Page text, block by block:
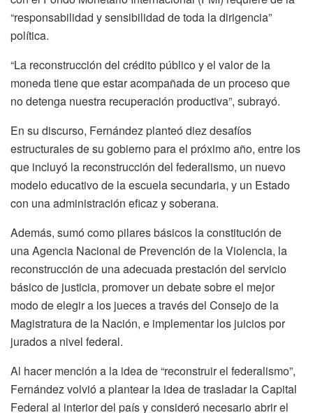
“responsabilidad y sensibilidad de toda la dirigencia”
política.
“La reconstrucción del crédito público y el valor de la
moneda tiene que estar acompañada de un proceso que
no detenga nuestra recuperación productiva”, subrayó.
En su discurso, Fernández planteó diez desafíos
estructurales de su gobierno para el próximo año, entre los
que incluyó la reconstrucción del federalismo, un nuevo
modelo educativo de la escuela secundaria, y un Estado
con una administración eficaz y soberana.
Además, sumó como pilares básicos la constitución de
una Agencia Nacional de Prevención de la Violencia, la
reconstrucción de una adecuada prestación del servicio
básico de justicia, promover un debate sobre el mejor
modo de elegir a los jueces a través del Consejo de la
Magistratura de la Nación, e implementar los juicios por
jurados a nivel federal.
Al hacer mención a la idea de “reconstruir el federalismo”,
Fernández volvió a plantear la idea de trasladar la Capital
Federal al interior del país y consideró necesario abrir el